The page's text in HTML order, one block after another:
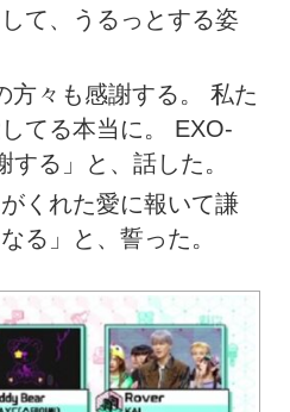
て、うるっとする姿
方々も感謝する。 私た
てる本当に。 EXO-
る」と、話した。
くれた愛に報いて謙
る」と、誓った。